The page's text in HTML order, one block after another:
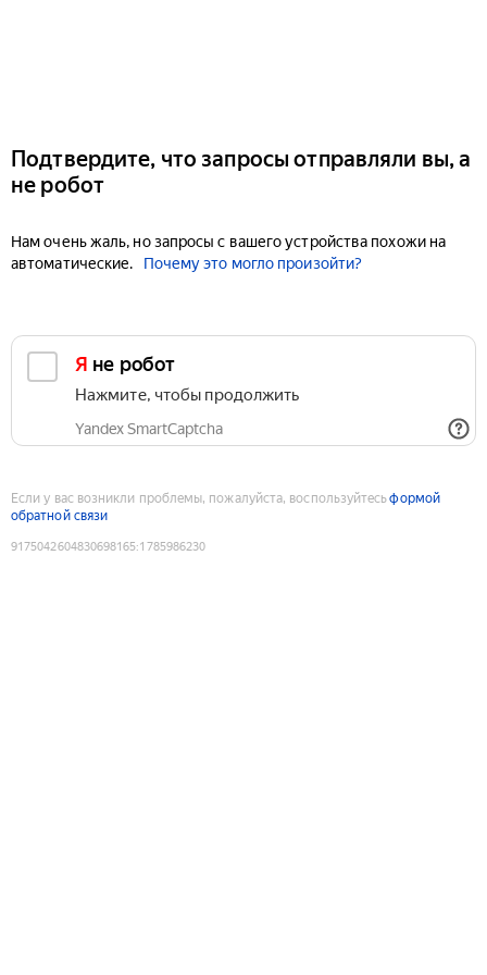
Подтвердите, что запросы отправляли вы, а
не робот
Нам очень жаль, но запросы с вашего устройства похожи на
автоматические.
Почему это могло произойти?
Я не робот
Нажмите, чтобы продолжить
Yandex SmartCaptcha
Если у вас возникли проблемы, пожалуйста, воспользуйтесьформой
обратной связи
9175042604830698165:1785986230